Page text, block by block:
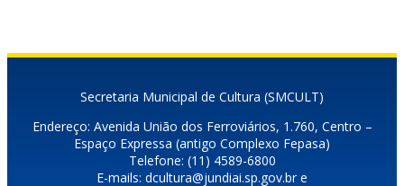
Secretaria Municipal de Cultura (SMCULT)
Endereço: Avenida União dos Ferroviários, 1.760, Centro –
Espaço Expressa (antigo Complexo Fepasa)
Telefone: (11) 4589-6800
E-mails: dcultura@jundiai.sp.gov.br e